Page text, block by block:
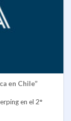
en Chile”
en el 2°